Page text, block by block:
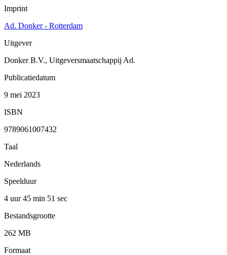
Imprint
Ad. Donker - Rotterdam
Uitgever
Donker B.V., Uitgeversmaatschappij Ad.
Publicatiedatum
9 mei 2023
ISBN
9789061007432
Taal
Nederlands
Speelduur
4 uur 45 min 51 sec
Bestandsgrootte
262 MB
Formaat